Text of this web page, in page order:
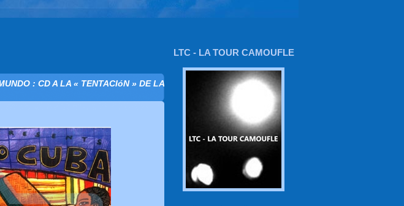
LTC - LA TOUR CAMOUFLE
: CD A LA « TENTACIóN » DE LA